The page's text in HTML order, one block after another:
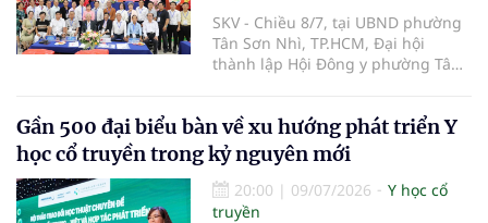
SKV - Chiều 8/7, tại UBND phường
Tân Sơn Nhì, TP.HCM, Đại hội
thành lập Hội Đông y phường Tân
kiện toàn tổ chức Hội Đông y tại cơ
sở, góp phần phát huy vai trò y học
cổ truyền trong chăm sóc sức khỏe
nhân dân.
Gần 500 đại biểu bàn về xu hướng phát triển Y
học cổ truyền trong kỷ nguyên mới
20:00 | 09/07/2026
Y học cổ
truyền